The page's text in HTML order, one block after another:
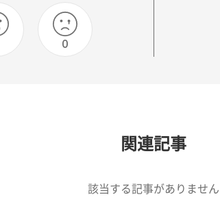
0
関連記事
該当する記事がありません